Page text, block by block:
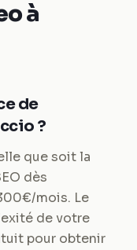
à
de
?
que soit la
dès
mois. Le
de votre
pour obtenir